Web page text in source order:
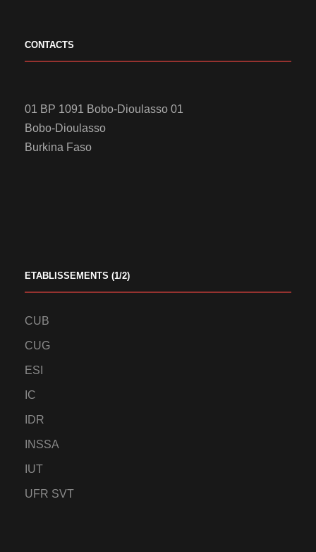
CONTACTS
01 BP 1091 Bobo-Dioulasso 01
Bobo-Dioulasso
Burkina Faso
ETABLISSEMENTS (1/2)
CUB
CUG
ESI
IC
IDR
INSSA
IUT
UFR SVT